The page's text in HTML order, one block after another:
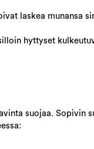
laskea munansa
hyttyset
suojaa. Sopivin